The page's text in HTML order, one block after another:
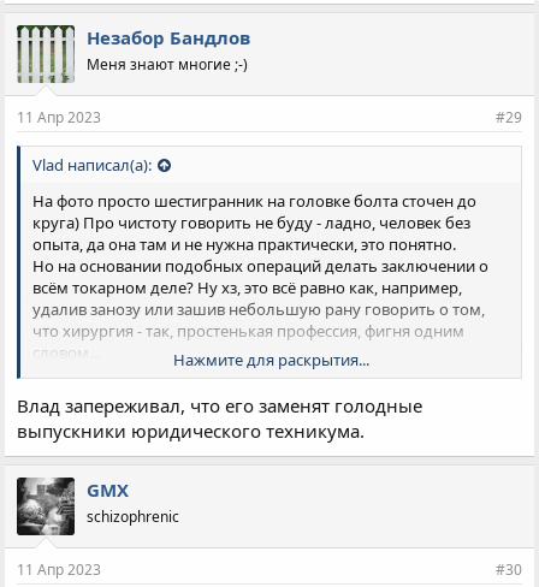
Незабор Бандлов
Меня знают многие ;-)
11 Апр 2023 #29
Vlad написал(а):
На фото просто шестигранник на головке болта сточен до
круга) Про чистоту говорить не буду - ладно, человек без
опыта, да она там и не нужна практически, это понятно.
Но на основании подобных операций делать заключении о
всём токарном деле? Ну хз, это всё равно как, например,
удалив занозу или зашив небольшую рану говорить о том,
что хирургия - так, простенькая профессия, фигня одним
словом...
совсем некогда чай пить или в Инете что-то смотреть. На ЧПУ
такое возможно, но не на обычном станке... Да, иногда
бывают операции долгой проточки/расточки, когда можно
просто спокойно наблюдать за процессом, дав отдых рукам...
А если надо нарезать резьбу резцом, да с нестандартным
шагом - тут предельное внимание и сноровка требуется.
Вообще, много нюансов всяких. А вы мне тут про чай и баб в
Инете...
Нажмите для раскрытия...
Влад запереживал, что его заменят голодные
выпускники юридического техникума.
GMX
schizophrenic
11 Апр 2023 #30